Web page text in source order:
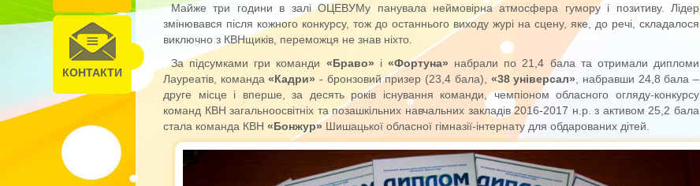
КОНТАКТИ
Майже три години в залі ОЦЕВУМу панувала неймовірна атмосфера гумору і позитиву. Лідер
змінювався після кожного конкурсу, тож до останнього виходу журі на сцену, яке, до речі, складалося
виключно з КВНщиків, переможця не знав ніхто.
За підсумками гри команди «Браво» і «Фортуна» набрали по 21,4 бала та отримали дипломи
Лауреатів, команда«Кадри» - бронзовий призер (23,4 бала), «38 універсал» , набравши 24,8 бала –
друге місце і вперше, за десять років існування команди, чемпіоном обласного огляду-конкурсу
команд КВН загальноосвітніх та позашкільних навчальних закладів 2016-2017 н.р. з активом 25,2 бала
стала команда КВН «Бонжур» Шишацької обласної гімназії-інтернату для обдарованих дітей.